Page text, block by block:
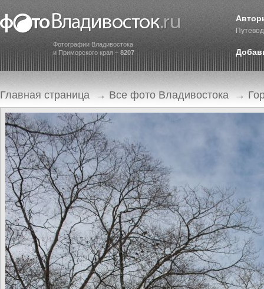
Фотографии Владивостока
и Приморского края – 8207
Главная страница → Все фото Владивостока →